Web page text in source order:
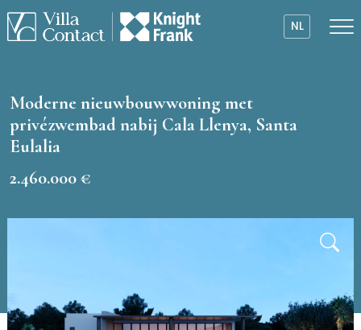
NL
Moderne nieuwbouwwoning met
privézwembad nabij Cala Llenya, Santa
Eulalia
2.460.000 €